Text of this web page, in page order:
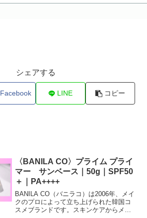
シェアする
Facebook LINE コピー
〈BANILA CO〉プライム プライ
マー サンベース｜50g｜SPF50
＋｜PA++++
BANILA CO（バニラコ）は2006年、メイ
クのプロによって立ち上げられた韓国コ
スメブランドです。スキンケアからメイ